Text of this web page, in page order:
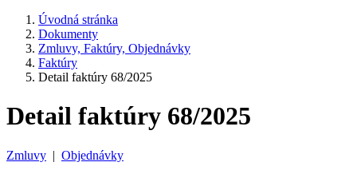
Úvodná stránka
Dokumenty
Zmluvy, Faktúry, Objednávky
Faktúry
Detail faktúry 68/2025
Detail faktúry 68/2025
Zmluvy | Objednávky